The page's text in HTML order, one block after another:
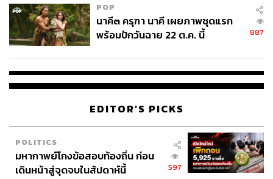
POP
นาคี๓ ครุฑา นาคี เผยภาพชุดแรก
พร้อมปักวันฉาย 22 ต.ค. นี้
887
EDITOR'S PICKS
POLITICS
มหากาพย์โกงข้อสอบท้องถิ่น ก่อน
เดินหน้าสู่จุดจบในสัปดาห์นี้
597